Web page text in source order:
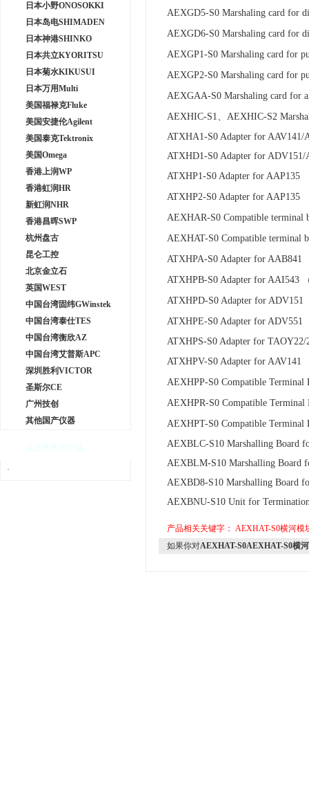
日本小野ONOSOKKI
日本岛电SHIMADEN
日本神港SHINKO
日本共立KYORITSU
日本菊水KIKUSUI
日本万用Multi
美国福禄克Fluke
美国安捷伦Agilent
美国泰克Tektronix
美国Omega
香港上润WP
香港虹润HR
新虹润NHR
香港昌晖SWP
杭州盘古
昆仑工控
北京金立石
英国WEST
中国台湾固纬GWinstek
中国台湾泰仕TES
中国台湾衡欣AZ
中国台湾艾普斯APC
深圳胜利VICTOR
圣斯尔CE
广州技创
其他国产仪器
点击量多的产品
·
AEXGD5-S0 Marshaling card for
AEXGD6-S0 Marshaling card for
AEXGP1-S0 Marshaling card for
AEXGP2-S0 Marshaling card for
AEXGAA-S0 Marshaling card for
AEXHIC-S1、AEXHIC-S2
ATXHA1-S0 Adapter for AAV141/
ATXHD1-S0 Adapter for ADV151/
ATXHP1-S0 Adapter for AAP135
ATXHP2-S0 Adapter for AAP135
AEXHAR-S0 Compatible terminal
AEXHAT-S0 Compatible terminal
ATXHPA-S0 Adapter for AAB841
ATXHPB-S0 Adapter for AAI543
ATXHPD-S0 Adapter for
ATXHPE-S0 Adapter for
ATXHPS-S0 Adapter for TAOY22/
ATXHPV-S0 Adapter for AAV141
AEXHPP-S0 Compatible
AEXHPR-S0 Compatible
AEXHPT-S0 Compatible
AEXBLC-S10 Marshalling Board
AEXBLM-S10 Marshalling
AEXBD8-S10 Marshalling Board
AEXBNU-S10 Unit for
产品相关关键字： AEXHAT-S0横河模
如果你对AEXHAT-S0AEXHAT-S0横